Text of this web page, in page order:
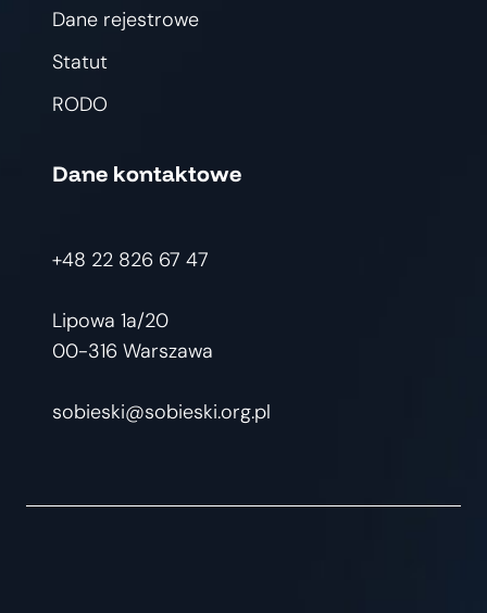
Dane rejestrowe
Statut
RODO
Dane kontaktowe
+48 22 826 67 47
Lipowa 1a/20
00-316 Warszawa
sobieski@sobieski.org.pl